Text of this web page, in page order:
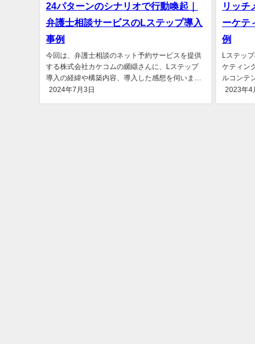
24パターンのシナリオで行動喚起｜
弁護士相談サービスのLステップ導入
事例
今回は、弁護士相談のネット予約サービスを提供
する株式会社カケコムの纐纈さんに、Lステップ
導入の経緯や構築内容、導入した感想を伺いまし
た。...
2024年7月3日
リッチ
ーケテ
例
Lステッ
ケティン
ルコンテ
Fund代表
2023年4